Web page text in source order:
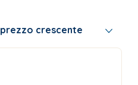
prezzo crescente